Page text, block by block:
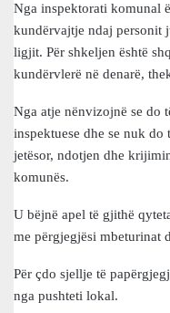
Nga inspektorati komunal
kundërvajtje ndaj personit
ligjit. Për shkeljen është
kundërvlerë në denarë,
Nga atje nënvizojnë se do
inspektuese dhe se nuk
jetësor, ndotjen dhe
komunës.
U bëjnë apel të gjithë
me përgjegjësi mbeturinat
Për çdo sjellje të
nga pushteti lokal.